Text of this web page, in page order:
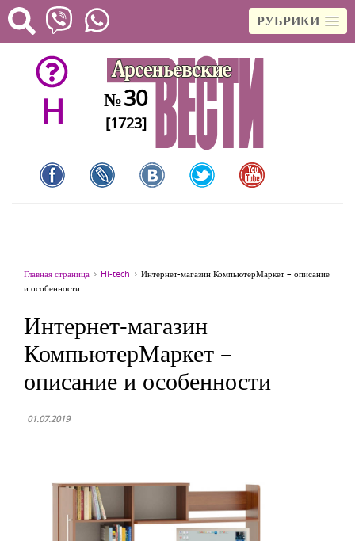
РУБРИКИ
H №30
[1723]
Главная страница Hi-tech
Интернет-магазин КомпьютерМаркет – описание
и особенности
Интернет-магазин
КомпьютерМаркет –
описание и особенности
01.07.2019